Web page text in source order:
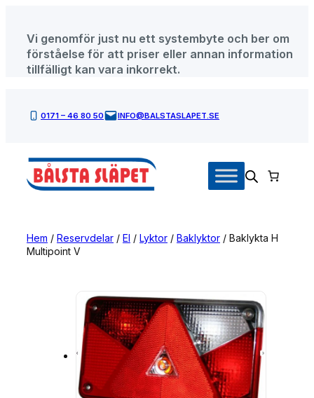
innehåll
Vi genomför just nu ett systembyte och ber om
förståelse för att priser eller annan information
tillfälligt kan vara inkorrekt.
0171 – 46 80 50 INFO@BALSTASLAPET.SE
Hem / Reservdelar / El / Lyktor / Baklyktor / Baklykta H
Multipoint V